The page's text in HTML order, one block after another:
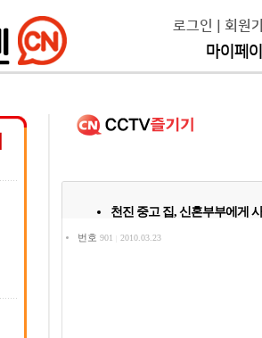
로그인 회원
마이페
천진 중고 집, 신혼부부에게
번호 901 2010.03.23